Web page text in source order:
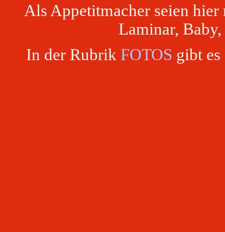
Als Appetitmacher seien
Laminar,
In der Rubrik FOTOS gibt